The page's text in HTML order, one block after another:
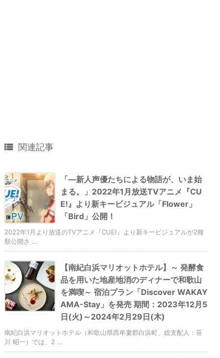
 関連記事
「―新人声優たちによる物語が、いま始
まる。」2022年1月放送TVアニメ『CU
E!』より新キービジュアル「Flower」
「Bird」公開！
2022年1月より放送のTVアニメ『CUE!』より新キービジュアルが2種
類公開さ ...
【南紀白浜マリオットホテル】～ 発酵食
品を用いた地産地消のディナーで和歌山
を満喫～ 宿泊プラン「Discover WAKAY
AMA-Stay」を発売 期間：2023年12月5
日(火)～2024年2月29日(木)
南紀白浜マリオットホテル（和歌山県西牟婁郡白浜町、総支配人：笹
川 昭一）では、2 ...